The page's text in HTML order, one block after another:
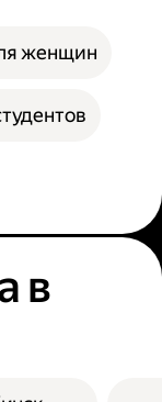
женщин
в